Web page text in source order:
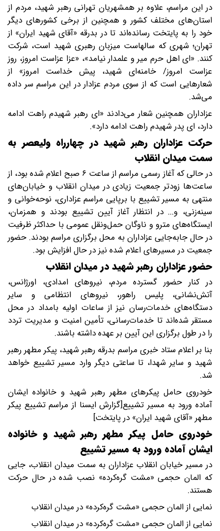
در این مراسم، علاوه بر همشهریان تهرانی رهبر شهید، مردم از
استان‌های مختلف کشور و همچنین از برخی کشورهای دیگر
خود را به پایتخت رسانده‌اند تا در بدرقه «آقای شهید ایران» از
تهران؛ شهری که سالهاست میزبان رهبری شهید است، شرکت
کنند. «ای اهل حرم میر و علمدار نیامد»، «عزا عزاست امروز، روز
عزاست امروز/ خامنه‌ای شهید، پیش خداست امروز» از
شعارهایی است که از سوی مردم عزادار در این مراسم سر داده
می‌شد.
عزاداران همچنین شعار می‌دادند «ای رهبر شهیدم راهت ادامه
دارد، ای پدر شهیدم راهت ادامه دارد».
حرکت عزاداران رهبر شهید در چهارراه ولیعصر به
سمت میدان انقلاب
در حالی که آغاز رسمی مراسم از ساعت ۶ صبح اعلام شده بود، از
ساعت‌ها زودتر جمعیت زیادی در میدان انقلاب و خیابان‌های
منتهی به مسیر تشییع با برپایی مراسم عزاداری، نوحه‌خوانی و
سینه‌زنی، و... در انتظار آغاز آیین تشییع بودند و همزمان،
ایستگاه‌های مترو و ناوگان حمل‌ونقل عمومی با حداکثر ظرفیت
در حال جابه‌جایی عزاداران به محل برگزاری مراسم بودند. حضور
جمعیت در مسیرهای اعلام شده نیز در حال افزایش بود.
حضور عزاداران رهبر شهید در میدان انقلاب
در کنار حضور گسترده مردم، نیروهای امدادی، اورژانس،
آتش‌نشانی، پلیس راهور، نیروهای انتظامی و سایر
دستگاه‌های خدمات‌رسان نیز از ساعات اولیه بامداد در محل
مستقر شده‌اند تا خدمات‌رسانی، تأمین امنیت و مدیریت تردد
را در طول برگزاری این آیین بر عهده داشته باشند.
بنا بر اعلام ستاد خبری مراسم بدرقه رهبر شهید، پیکر مطهر رهبر
شهید و سایر شهدا، تا ساعتی دیگر وارد مسیر تشییع خواهد
شد.
خودروی حامل پیکرهای مطهر رهبر شهید و خانواده ایشان
آماده ورود به مسیر تشییع[گزارش ایسنا از مراسم تشییع پیکر
مطهر «آقای شهید ایران» در پایتخت]
خودروی حامل پیکر مطهر رهبر شهید و خانواده
ایشان آماده ورود به مسیر تشییع
در مسیر خیابان انقلاب عزاداران به سمت میدان انقلاب، جایی
که المان حجمی «مشت گره‌کرده» نصب شده در حال حرکت
هستند.
نمایی از المان حجمی «مشت گره‌کرده» در میدان انقلاب
نمایی از المان حجمی «مشت گره‌کرده» در میدان انقلاب